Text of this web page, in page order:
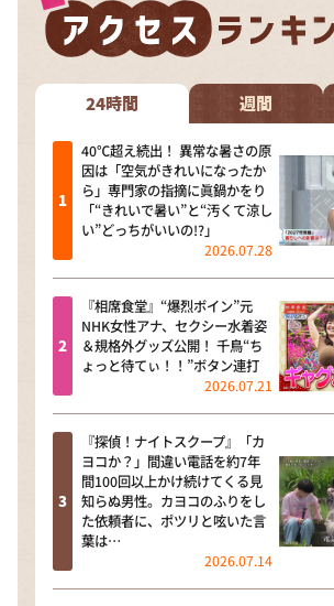
教えて！ニュースライブ 正義のミカタ
ＬＩＦＥ～夢のカタチ～
新婚さんいらっしゃい！
ポツンと一軒家
ザキ山小屋本館
ぺこぱのまるスポ
24時間 週間
40℃超え続出！ 異常な暑さの原
因は「空気がきれいになったか
ら」専門家の指摘に眞鍋かをり
「“きれいで暑い”と“汚くて涼し
い”どっちがいいの!?」
2026.07.28
『相席食堂』“爆烈ボイン”元
NHK女性アナ、セクシー水着姿
＆規格外グッズ公開！ 千鳥“ち
ょっと待てぃ！！”ボタン連打
2026.07.21
『探偵！ナイトスクープ』「カ
ヨコか？」間違い電話を約7年
間100回以上かけ続けてくる見
知らぬ男性。カヨコのふりをし
た依頼者に、ポツリと呟いた言
葉は…
2026.07.14